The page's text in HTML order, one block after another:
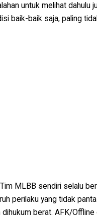
untuk melihat dahulu
baik-baik saja, paling
Tim MLBB sendiri selalu
perilaku yang tidak
dihukum berat. AFK/